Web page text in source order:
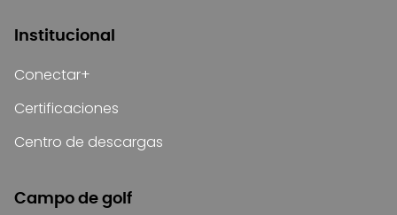
Institucional
Conectar+
Certificaciones
Centro de descargas
Campo de golf